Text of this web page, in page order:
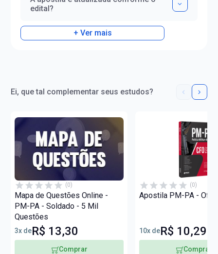
edital?
+ Ver mais
Ei, que tal complementar seus estudos?
(0)
Mapa de Questões Online -
PM-PA - Soldado - 5 Mil
Questões
3x deR$ 13,30
Comprar
(0)
Apostila PM-PA -
10x deR$ 10,29
Comprar